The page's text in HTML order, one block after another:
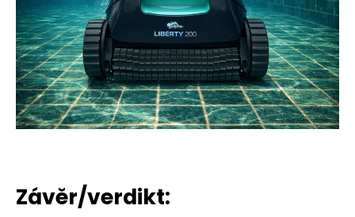
Závěr/verdikt: